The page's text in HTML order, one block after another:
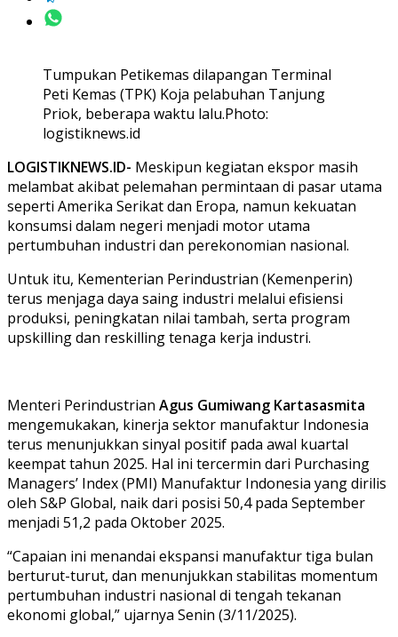
Tumpukan Petikemas dilapangan Terminal
Peti Kemas (TPK) Koja pelabuhan Tanjung
Priok, beberapa waktu lalu.Photo:
logistiknews.id
LOGISTIKNEWS.ID- Meskipun kegiatan ekspor masih
melambat akibat pelemahan permintaan di pasar utama
seperti Amerika Serikat dan Eropa, namun kekuatan
konsumsi dalam negeri menjadi motor utama
pertumbuhan industri dan perekonomian nasional.
Untuk itu, Kementerian Perindustrian (Kemenperin)
terus menjaga daya saing industri melalui efisiensi
produksi, peningkatan nilai tambah, serta program
upskilling dan reskilling tenaga kerja industri.
Menteri Perindustrian Agus Gumiwang Kartasasmita
mengemukakan, kinerja sektor manufaktur Indonesia
terus menunjukkan sinyal positif pada awal kuartal
keempat tahun 2025. Hal ini tercermin dari Purchasing
Managers’ Index (PMI) Manufaktur Indonesia yang dirilis
oleh S&P Global, naik dari posisi 50,4 pada September
menjadi 51,2 pada Oktober 2025.
“Capaian ini menandai ekspansi manufaktur tiga bulan
berturut-turut, dan menunjukkan stabilitas momentum
pertumbuhan industri nasional di tengah tekanan
ekonomi global,” ujarnya Senin (3/11/2025).